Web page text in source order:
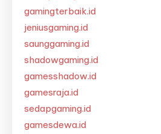
gamingterbaik.id
jeniusgaming.id
saunggaming.id
shadowgaming.id
gamesshadow.id
gamesraja.id
sedapgaming.id
gamesdewa.id